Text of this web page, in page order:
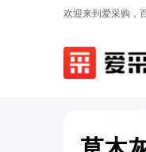
欢迎来到爱采购，